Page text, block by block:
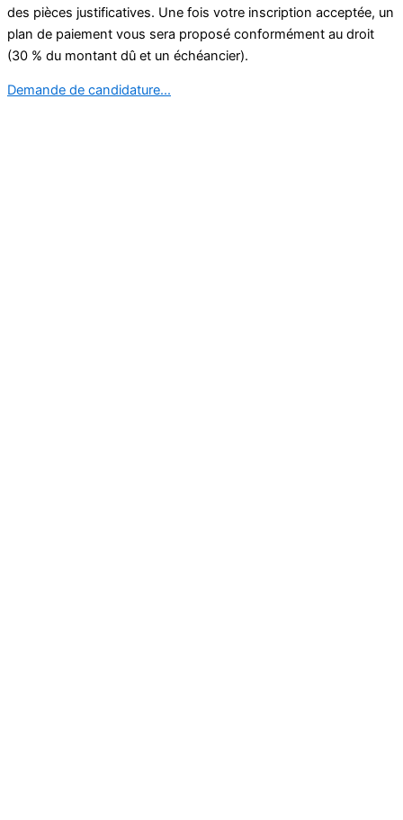
des pièces justificatives. Une fois votre inscription acceptée, un
plan de paiement vous sera proposé conformément au droit
(30 % du montant dû et un échéancier).
Demande de candidature...